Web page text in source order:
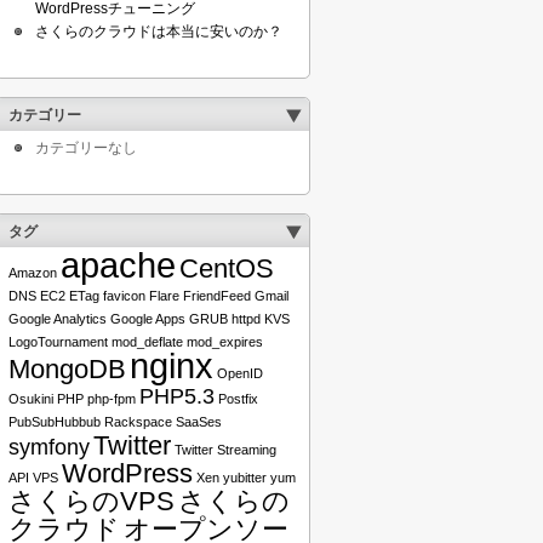
WordPressチューニング
さくらのクラウドは本当に安いのか？
カテゴリー
カテゴリーなし
タグ
Amazon apache CentOS
DNS EC2 ETag favicon Flare FriendFeed Gmail
Google Analytics Google Apps GRUB httpd KVS
LogoTournament mod_deflate mod_expires
MongoDB nginx OpenID
Osukini PHP php-fpm PHP5.3 Postfix
PubSubHubbub Rackspace SaaSes
symfonyTwitter Twitter Streaming
API VPS WordPress Xen yubitter yum
さくらのVPS さくらの
クラウド オープンソー